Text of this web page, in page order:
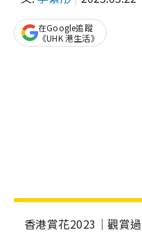
在Google追蹤
《UHK 港生活》
香港賞花2023｜觀賞